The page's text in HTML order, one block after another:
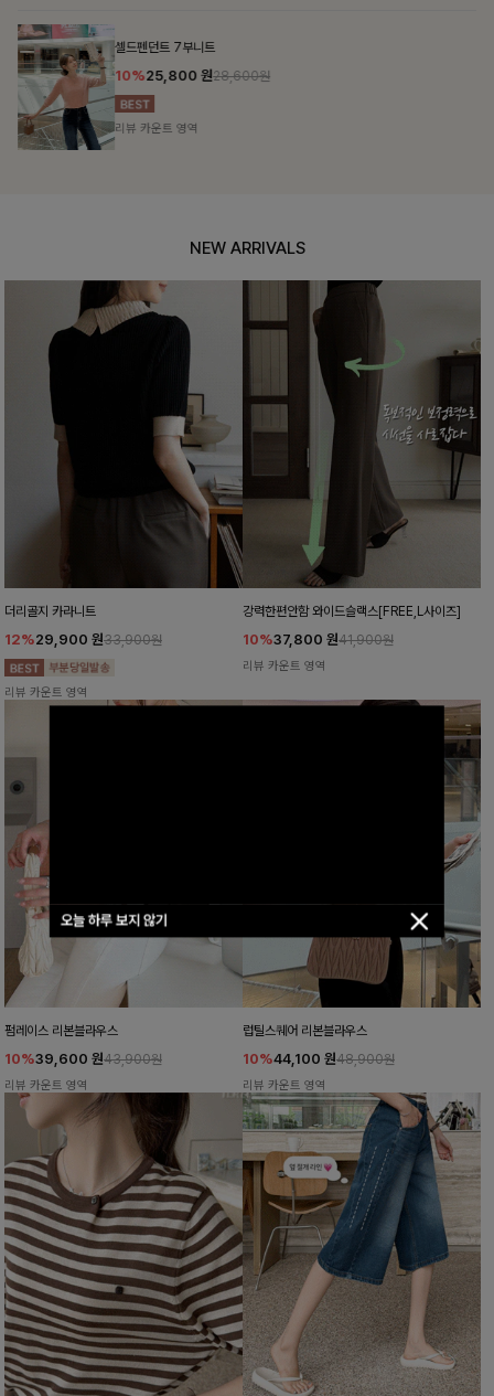
오늘 하루 보지 않기
셀드펜던트 7부니트
10%25,800 원28,600원
리뷰 카운트 영역
NEW ARRIVALS
더리골지 카라니트
12%29,900 원33,900원
리뷰 카운트 영역
강력한편안함 와이드슬랙스[FREE,L사이즈]
10%37,800 원41,900원
리뷰 카운트 영역
펌레이스 리본블라우스
10%39,600 원43,900원
리뷰 카운트 영역
럽틸스퀘어 리본블라우스
10%44,100 원48,900원
리뷰 카운트 영역